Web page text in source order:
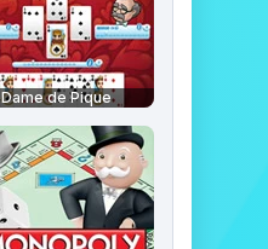
Dame de Pique